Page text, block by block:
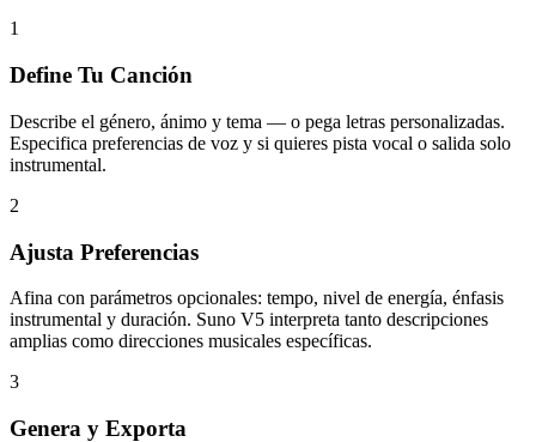
1
Define Tu Canción
Describe el género, ánimo y tema — o pega letras personalizadas.
Especifica preferencias de voz y si quieres pista vocal o salida solo
instrumental.
2
Ajusta Preferencias
Afina con parámetros opcionales: tempo, nivel de energía, énfasis
instrumental y duración. Suno V5 interpreta tanto descripciones
amplias como direcciones musicales específicas.
3
Genera y Exporta